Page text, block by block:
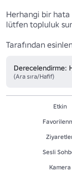
Herhangi bir hata
lütfen topluluk
Tarafından
Derecelendirme:
(Ara sıra/Hafif)
Etkin
Sesli
Kamera